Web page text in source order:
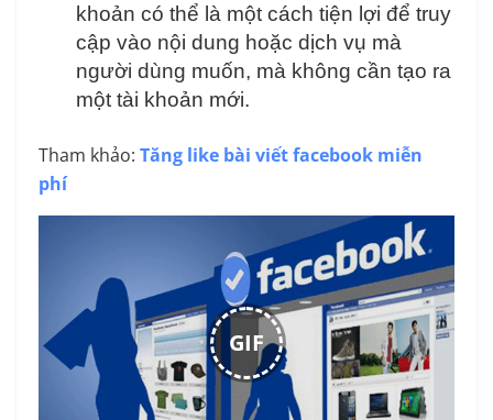
khoản có thể là một cách tiện lợi để truy
cập vào nội dung hoặc dịch vụ mà
người dùng muốn, mà không cần tạo ra
một tài khoản mới.
Tham khảo: Tăng like bài viết facebook miễn
phí
GIF